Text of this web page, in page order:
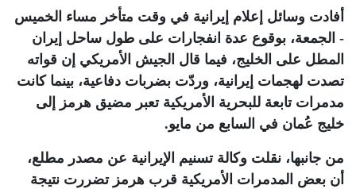
أفادت وسائل إعلام إيرانية في وقت متأخر مساء الخميس
- الجمعة، بوقوع عدة انفجارات على طول ساحل إيران
المطل على الخليج، فيما قال الجيش الأمريكي إن قواته
تصدت لهجمات إيرانية، وردّت بضربات دفاعية، بينما كانت
مدمرات تابعة للبحرية الأمريكية تعبر مضيق هرمز إلى
خليج عُمان في السابع من مايو.
من جانبها، نقلت وكالة تسنيم الإيرانية عن مصدر مطلع،
أن بعض المدمرات الأمريكية قرب هرمز تضررت نتيجة